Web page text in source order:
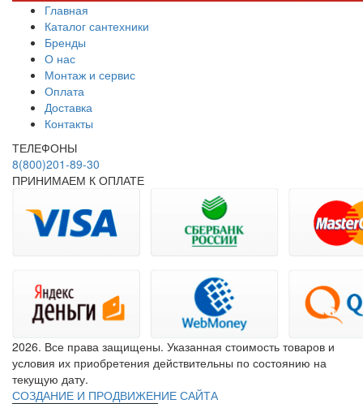
Главная
Каталог сантехники
Бренды
О нас
Монтаж и сервис
Оплата
Доставка
Контакты
ТЕЛЕФОНЫ
8(800)201-89-30
ПРИНИМАЕМ К ОПЛАТЕ
2026. Все права защищены. Указанная стоимость товаров и
условия их приобретения действительны по состоянию на
текущую дату.
СОЗДАНИЕ И ПРОДВИЖЕНИЕ САЙТА